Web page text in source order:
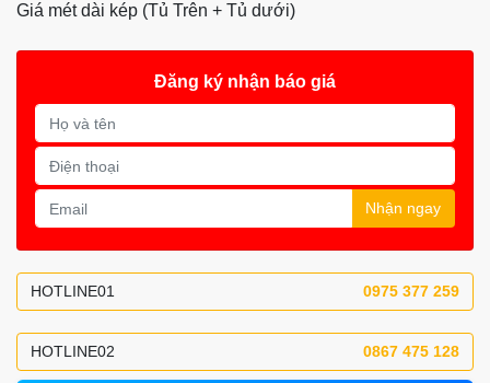
Giá mét dài kép (Tủ Trên + Tủ dưới)
Đăng ký nhận báo giá
Nhận ngay
HOTLINE01 0975 377 259
HOTLINE02 0867 475 128